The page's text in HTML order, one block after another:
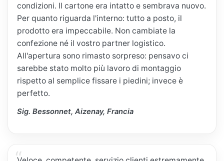
condizioni. Il cartone era intatto e sembrava nuovo.
Per quanto riguarda l'interno: tutto a posto, il
prodotto era impeccabile. Non cambiate la
confezione né il vostro partner logistico.
All'apertura sono rimasto sorpreso: pensavo ci
sarebbe stato molto più lavoro di montaggio
rispetto al semplice fissare i piedini; invece è
perfetto.
Sig. Bessonnet, Aizenay, Francia